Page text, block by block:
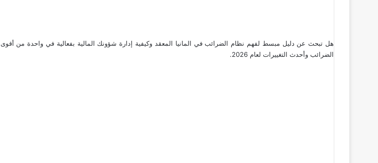
هل تبحث عن دليل مبسط لفهم نظام الضرائب في المانيا المعقد وكيفية إدارة شؤونك المالية بفعالية في واحدة من أقوى
الضرائب وأحدث التغييرات لعام 2026.